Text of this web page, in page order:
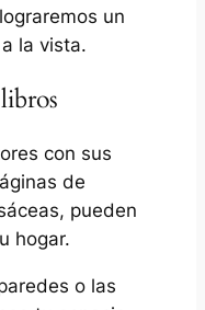
un
la vista.
con sus
de
pueden
hogar.
o las